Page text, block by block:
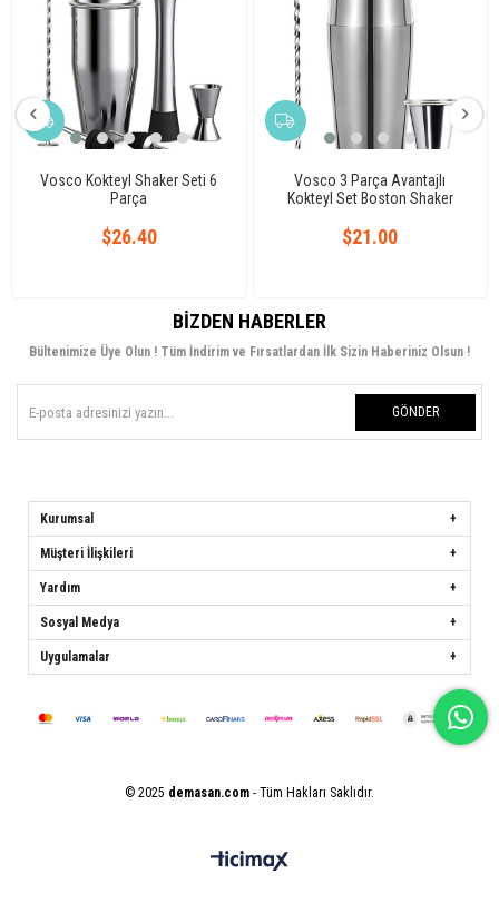
Vosco Kokteyl Shaker Seti 6
Parça
$26.40
Vosco 3 Parça Avantajlı
Kokteyl Set Boston Shaker
$21.00
BIZDEN HABERLER
Bültenimize Üye Olun ! Tüm İndirim ve Fırsatlardan İlk Sizin Haberiniz Olsun !
GÖNDER
Kurumsal
Müşteri İlişkileri
Yardım
Sosyal Medya
Uygulamalar
© 2025 demasan.com - Tüm Hakları Saklıdır.